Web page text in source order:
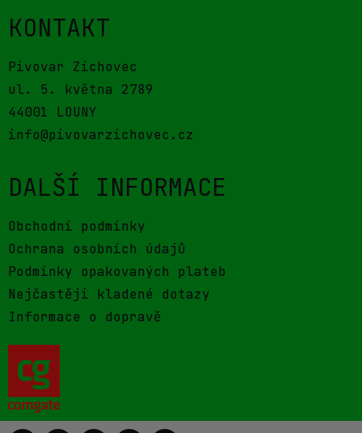
KONTAKT
Pivovar Zichovec
ul. 5. května 2789
44001 LOUNY
info@pivovarzichovec.cz
DALŠÍ INFORMACE
Obchodní podmínky
Ochrana osobních údajů
Podmínky opakovaných plateb
Nejčastěji kladené dotazy
Informace o dopravě